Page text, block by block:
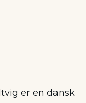
er en dansk